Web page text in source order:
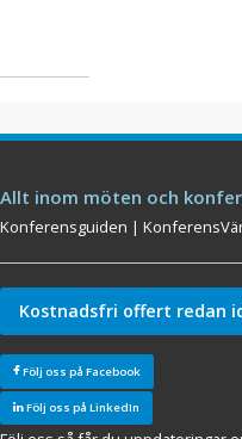
Allt inom möten och
Konferensguiden |
Kostnadsfri offert redan
Följ oss på Facebook
Följ oss på LinkedIn